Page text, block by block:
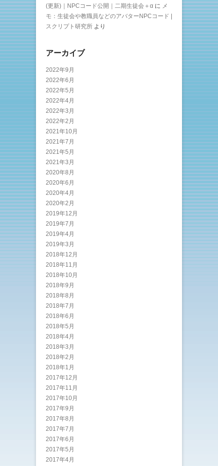
(更新)｜NPCコード公開｜二期生徒会＋α に メ
モ：生徒会や教職員などのアバターNPCコード |
スクリプト研究所 より
アーカイブ
2022年9月
2022年6月
2022年5月
2022年4月
2022年3月
2022年2月
2021年10月
2021年7月
2021年5月
2021年3月
2020年8月
2020年6月
2020年4月
2020年2月
2019年12月
2019年7月
2019年4月
2019年3月
2018年12月
2018年11月
2018年10月
2018年9月
2018年8月
2018年7月
2018年6月
2018年5月
2018年4月
2018年3月
2018年2月
2018年1月
2017年12月
2017年11月
2017年10月
2017年9月
2017年8月
2017年7月
2017年6月
2017年5月
2017年4月